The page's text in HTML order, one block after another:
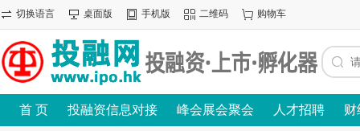
切换语言 桌面版 手机版 二维码 购物车
首 页 投融资信息对接 峰会展会聚会 人才招聘 财